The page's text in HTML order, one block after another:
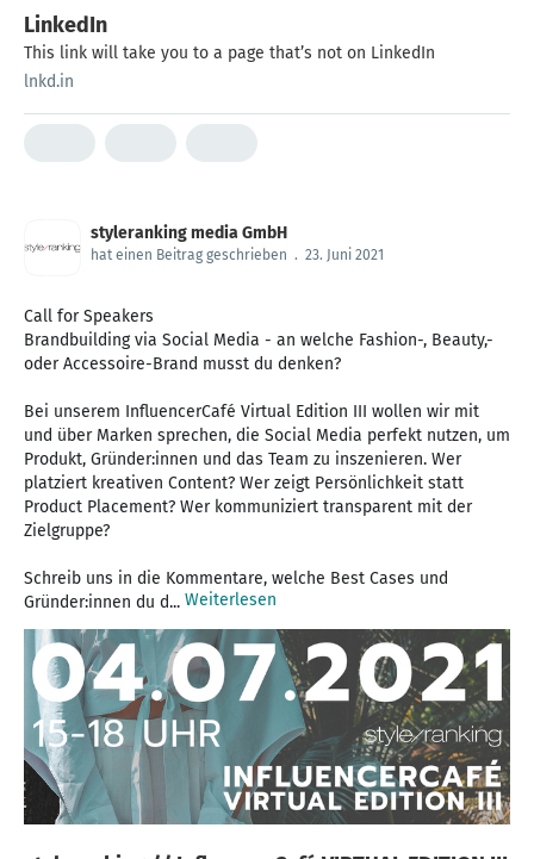
LinkedIn
This link will take you to a page that’s not on LinkedIn
lnkd.in
styleranking media GmbH
hat einen Beitrag geschrieben . 23. Juni 2021
Call for Speakers
Brandbuilding via Social Media - an welche Fashion-, Beauty,-
oder Accessoire-Brand musst du denken?
Bei unserem InfluencerCafé Virtual Edition III wollen wir mit
und über Marken sprechen, die Social Media perfekt nutzen, um
Produkt, Gründer:innen und das Team zu inszenieren. Wer
platziert kreativen Content? Wer zeigt Persönlichkeit statt
Product Placement? Wer kommuniziert transparent mit der
Zielgruppe?
Schreib uns in die Kommentare, welche Best Cases und
Gründer:innen du d... Weiterlesen